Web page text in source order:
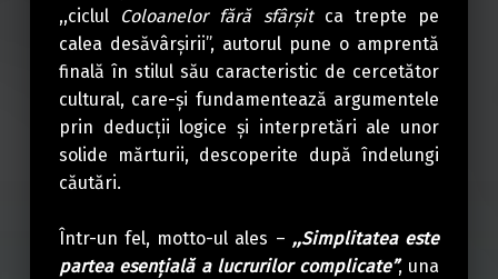
,,ciclul
Coloanelor fără sfârşitca trepte pe
calea desăvârşirii”, autorul pune o amprentă
finală în stilul său caracteristic de cercetător
cultural, care-şi fundamentează argumentele
prin deducții logice și interpretări ale unor
solide mărturii, descoperite după îndelungi
căutări.
Într-un fel, motto-ul ales – ,,Simplitatea este
partea esenţială a lucrurilor complicate”, una